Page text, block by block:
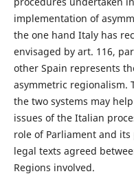
implementation of
the one hand Italy has
envisaged by art. 116,
other Spain represents
asymmetric regionalism.
the two systems may
issues of the Italian
role of Parliament and
legal texts agreed
Regions involved.